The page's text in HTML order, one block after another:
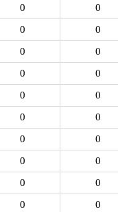
0
0
0
0
0
0
0
0
0
0
0
0
0
0
0
0
0
0
0 0